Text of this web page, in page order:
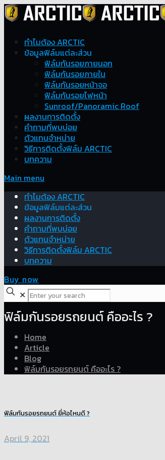
ทำไมต้อง ARCTIC
ข้อมูลฟิล์มแต่ละส่วน
ฟิล์มกันรอยภายนอก
ฟิล์มกันรอยภายใน
ฟิล์มกันรอยหน้าจอ
ฟิล์มกันรอยไฟหน้า
Sunroof/Panoramic Roof
ผลงานการติดตั้ง
คำถามที่พบบ่อย
ตัวแทนจำหน่าย
วิธีการติดตั้งฟิล์ม ARCTIC
บทความ
Main menu
ทำไมต้อง ARCTIC
ข้อมูลฟิล์มแต่ละส่วน
ผลงานการติดตั้ง
คำถามที่พบบ่อย
ตัวแทนจำหน่าย
วิธีการติดตั้งฟิล์ม ARCTIC
บทความ
Buy now
✕
ฟิล์มกันรอยรถยนต์ คืออะไร ?
Home
Article
Blog
ฟิล์มกันรอยรถยนต์ คืออะไร ?
ฟิล์มกันรอยรถยนต์ ยี่ห้อไหนดี ?
April 9, 2021